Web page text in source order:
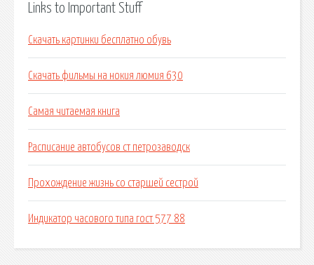
Links to Important Stuff
Скачать картинки бесплатно обувь
Скачать фильмы на нокия люмия 630
Самая читаемая книга
Расписание автобусов ст петрозаводск
Прохождение жизнь со старшей сестрой
Индикатор часового типа гост 577 88